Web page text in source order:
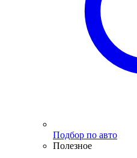
Подбор по авто
Полезное